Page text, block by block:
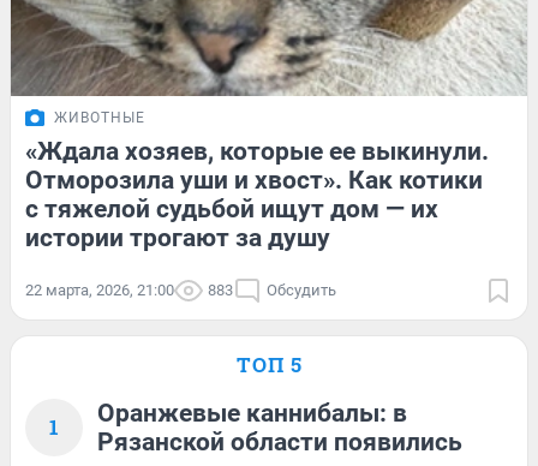
ЖИВОТНЫЕ
«Ждала хозяев, которые ее выкинули.
Отморозила уши и хвост». Как котики
с тяжелой судьбой ищут дом — их
истории трогают за душу
22 марта, 2026, 21:00 883 Обсудить
ТОП 5
1
Оранжевые каннибалы: в
Рязанской области появились